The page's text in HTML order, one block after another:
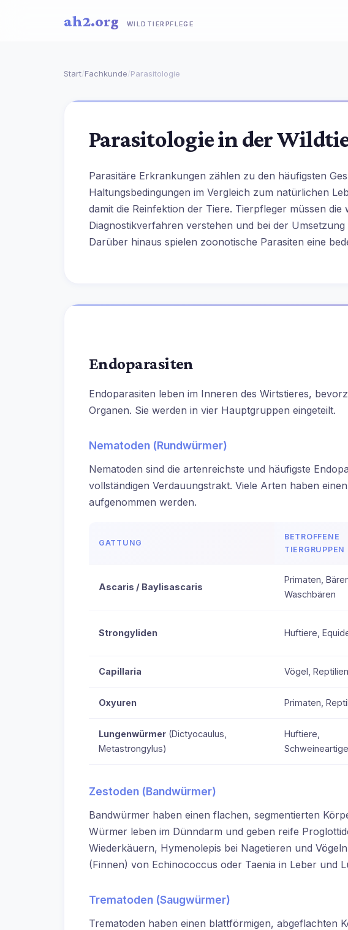
ah2.org WILDTIERPFLEGE
Start/Fachkunde/Parasitologie
Parasitologie in der
Parasitäre Erkrankungen zählen zu den häufigsten
Haltungsbedingungen im Vergleich zum natürlichen
damit die Reinfektion der Tiere. Tierpfleger müssen
Diagnostikverfahren verstehen und bei der
Darüber hinaus spielen zoonotische Parasiten eine
Endoparasiten
Endoparasiten leben im Inneren des Wirtstieres,
Organen. Sie werden in vier Hauptgruppen eingeteilt.
Nematoden (Rundwürmer)
Nematoden sind die artenreichste und häufigste
vollständigen Verdauungstrakt. Viele Arten haben
aufgenommen werden.
GATTUNG
BETROFFENE
TIERGRUPPEN
Ascaris / Baylisascaris
Primaten,
Waschbären
Strongyliden Huftiere,
Capillaria Vögel, Reptilien
Oxyuren Primaten,
Lungenwürmer (Dictyocaulus,
Metastrongylus)
Huftiere,
Schweineartige
Zestoden (Bandwürmer)
Bandwürmer haben einen flachen, segmentierten
Würmer leben im Dünndarm und geben reife
Wiederkäuern, Hymenolepis bei Nagetieren und
(Finnen) von Echinococcus oder Taenia in Leber und
Trematoden (Saugwürmer)
Trematoden haben einen blattförmigen, abgeflachten